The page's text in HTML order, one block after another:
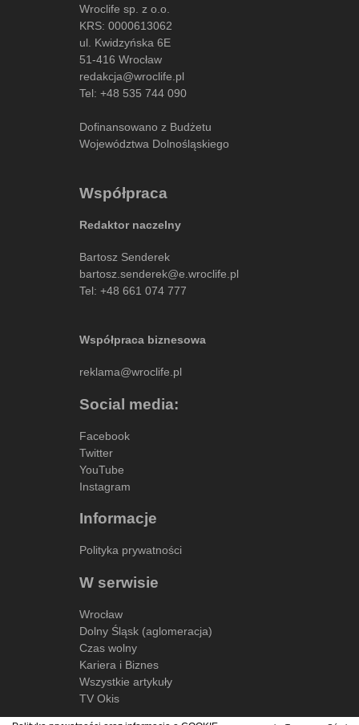
Wroclife sp. z o.o.
KRS: 0000613062
ul. Kwidzyńska 6E
51-416 Wrocław
redakcja@wroclife.pl
Tel: +48 535 744 090
Dofinansowano z Budżetu
Województwa Dolnośląskiego
Współpraca
Redaktor naczelny
Bartosz Senderek
bartosz.senderek@e.wroclife.pl
Tel: +48 661 074 777
Współpraca biznesowa
reklama@wroclife.pl
Social media:
Facebook
Twitter
YouTube
Instagram
Informacje
Polityka prywatności
W serwisie
Wrocław
Dolny Śląsk (aglomeracja)
Czas wolny
Kariera i Biznes
Wszystkie artykuły
TV Okis